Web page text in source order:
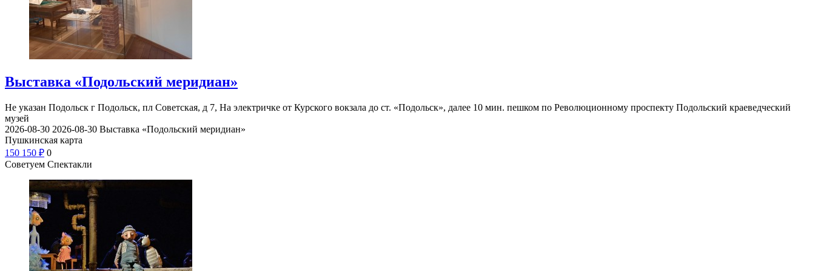
Выставка «Подольский меридиан»
Не указан Подольск г Подольск, пл Советская, д 7, На электричке от Курского вокзала до ст. «Подольск», далее 10 мин. пешком по Революционному проспекту Подольский краеведческий
музей
2026-08-30 2026-08-30 Выставка «Подольский меридиан»
Пушкинская карта
150 150 ₽ 0
Советуем Спектакли